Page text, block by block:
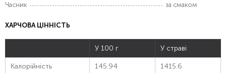
Часник
за смаком
ХАРЧОВА ЦІННІСТЬ
У 100 г У страві
Калорійність 145.94 1415.6